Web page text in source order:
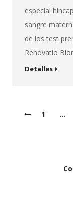
especial
sangre
de los test
Renovatio
Detalles
1 …